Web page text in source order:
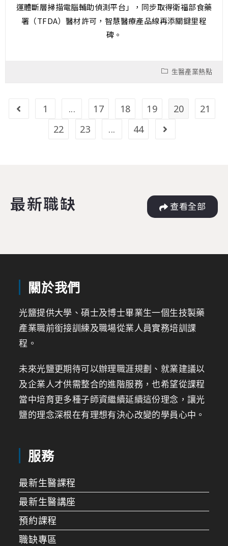
運體斷層掃描電腦輔助偵測平台」，同步取得衛福部食藥
署（TFDA）醫材許可，智慧醫療產品線再添關鍵里程
碑。
生醫產業熱點
1 ... 17 18 19 20
21
22
23 ... 44
最新職缺 查看全部
關於我們
光鹽提供大學、碩士及博士畢業生一個生技製藥
產業職前銜接訓練及職場從業人員實務培訓課
程。
未來光鹽更期待可以辦理職涯規劃、就業建議以
及企業人才供需整合的進階服務，也希望從課程
當中培育更多種子師資繼續延續這份理念，讓光
鹽的理念深根在有理想有決心改變的學員心中。
服務
最新生醫課程
最新生醫講座
預約課程
職缺專區